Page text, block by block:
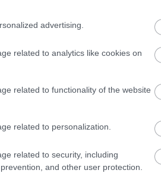
advertising.
related to analytics like cookies on
related to functionality of the website
related to personalization.
related to security, including
and other user protection.
láthatják a nézők a Matei Visniec
készült felolvasószínházi
Bázison.